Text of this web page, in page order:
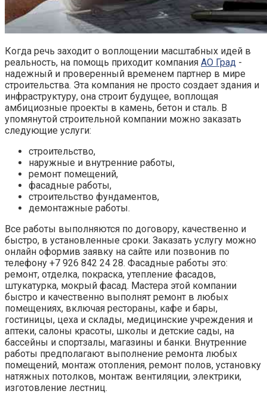
Когда речь заходит о воплощении масштабных идей в
реальность, на помощь приходит компания АО Град -
надежный и проверенный временем партнер в мире
строительства. Эта компания не просто создает здания и
инфраструктуру, она строит будущее, воплощая
амбициозные проекты в камень, бетон и сталь. В
упомянутой строительной компании можно заказать
следующие услуги:
строительство,
наружные и внутренние работы,
ремонт помещений,
фасадные работы,
строительство фундаментов,
демонтажные работы.
Все работы выполняются по договору, качественно и
быстро, в установленные сроки. Заказать услугу можно
онлайн оформив заявку на сайте или позвонив по
телефону +7 926 842 24 28. Фасадные работы это:
ремонт, отделка, покраска, утепление фасадов,
штукатурка, мокрый фасад. Мастера этой компании
быстро и качественно выполнят ремонт в любых
помещениях, включая рестораны, кафе и бары,
гостиницы, цеха и склады, медицинские учреждения и
аптеки, салоны красоты, школы и детские сады, на
бассейны и спортзалы, магазины и банки. Внутренние
работы предполагают выполнение ремонта любых
помещений, монтаж отопления, ремонт полов, установку
натяжных потолков, монтаж вентиляции, электрики,
изготовление лестниц.